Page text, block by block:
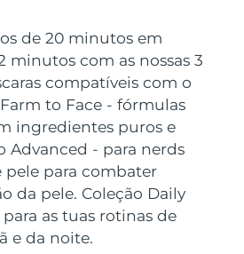
de 20 minutos em
minutos com as nossas 3
compatíveis com o
to Face - fórmulas
ingredientes puros e
Advanced - para nerds
pele para combater
da pele. Coleção Daily
as tuas rotinas de
e da noite.